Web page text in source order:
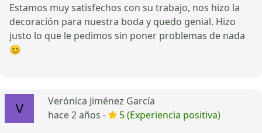
Estamos muy satisfechos con su trabajo, nos hizo la
decoración para nuestra boda y quedo genial. Hizo
justo lo que le pedimos sin poner problemas de nada
😊
Verónica Jiménez García
hace 2 años -
5 (Experiencia positiva)